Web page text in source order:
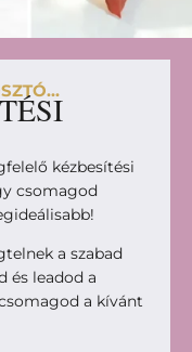
kézbesítési
csomagod
a szabad
és leadod a
a kívánt